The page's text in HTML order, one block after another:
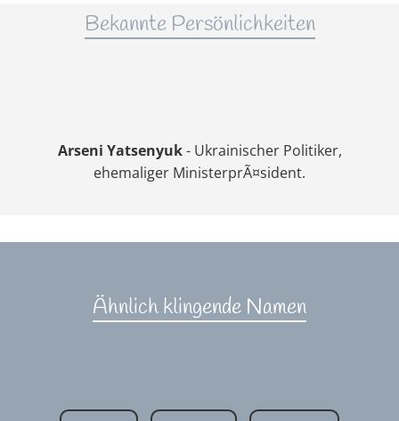
Bekannte Persönlichkeiten
Arseni Yatsenyuk- Ukrainischer Politiker,
ehemaliger MinisterprÃ¤sident.
Ähnlich klingende Namen